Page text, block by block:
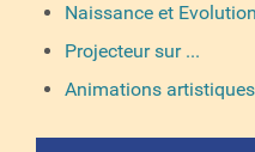
Naissance et
Projecteur sur ...
Animations